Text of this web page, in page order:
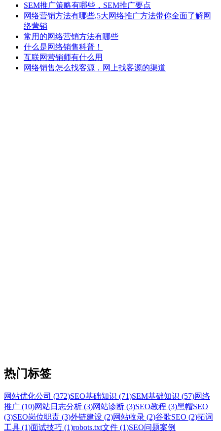
SEM推广策略有哪些，SEM推广要点
网络营销方法有哪些,5大网络推广方法带你全面了解网
络营销
常用的网络营销方法有哪些
什么是网络销售科普！
互联网营销师有什么用
网络销售怎么找客源，网上找客源的渠道
热门标签
网站优化公司 (372)SEO基础知识 (71)SEM基础知识 (57)网络
推广 (10)网站日志分析 (3)网站诊断 (3)SEO教程 (3)黑帽SEO
(3)SEO岗位职责 (3)外链建设 (2)网站收录 (2)谷歌SEO (2)拓词
工具 (1)面试技巧 (1)robots.txt文件 (1)SEO问题案例